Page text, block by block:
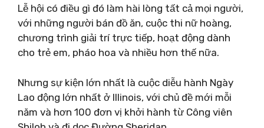
Lễ hội có điều gì đó làm hài lòng tất cả mọi người,
với những người bán đồ ăn, cuộc thi nữ hoàng,
chương trình giải trí trực tiếp, hoạt động dành
cho trẻ em, pháo hoa và nhiều hơn thế nữa.
Nhưng sự kiện lớn nhất là cuộc diễu hành Ngày
Lao động lớn nhất ở Illinois, với chủ đề mới mỗi
năm và hơn 100 đơn vị khởi hành từ Công viên